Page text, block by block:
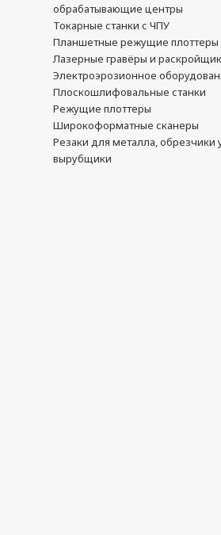
обрабатывающие центры
Токарные станки с ЧПУ
Планшетные режущие плоттеры
Лазерные гравёры и
Электроэрозионное
Плоскошлифовальные станки
Режущие плоттеры
Широкоформатные сканеры
Резаки для металла, обрезчики
вырубщики